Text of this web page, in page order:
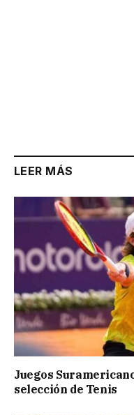
LEER MÁS
Juegos
selección de Tenis